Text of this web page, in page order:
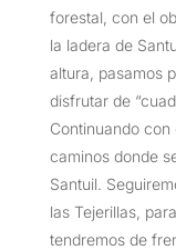
forestal, con el
la ladera de
altura, pasamos
disfrutar de
Continuando
caminos donde
Santuil.
las Tejerillas,
tendremos de